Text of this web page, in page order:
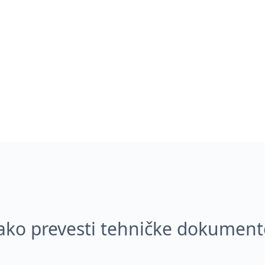
prevesti tehničke